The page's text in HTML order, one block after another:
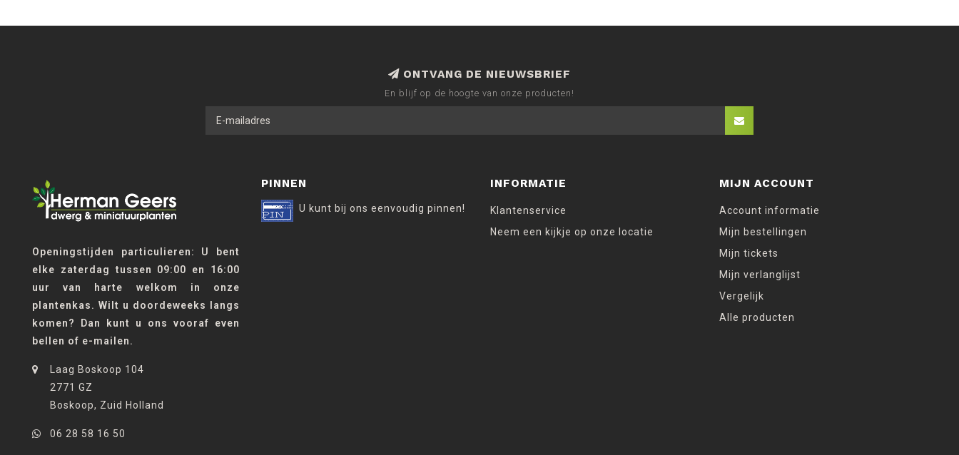
ONTVANG DE NIEUWSBRIEF
En blijf op de hoogte van onze producten!
Openingstijden particulieren: U bent
elke zaterdag tussen 09:00 en 16:00
uur van harte welkom in onze
plantenkas. Wilt u doordeweeks langs
komen? Dan kunt u ons vooraf even
bellen of e-mailen.
Laag Boskoop 104
2771 GZ
Boskoop, Zuid Holland
06 28 58 16 50
PINNEN
U kunt bij ons eenvoudig pinnen!
INFORMATIE
Klantenservice
Neem een kijkje op onze locatie
MIJN ACCOUNT
Account informatie
Mijn bestellingen
Mijn tickets
Mijn verlanglijst
Vergelijk
Alle producten